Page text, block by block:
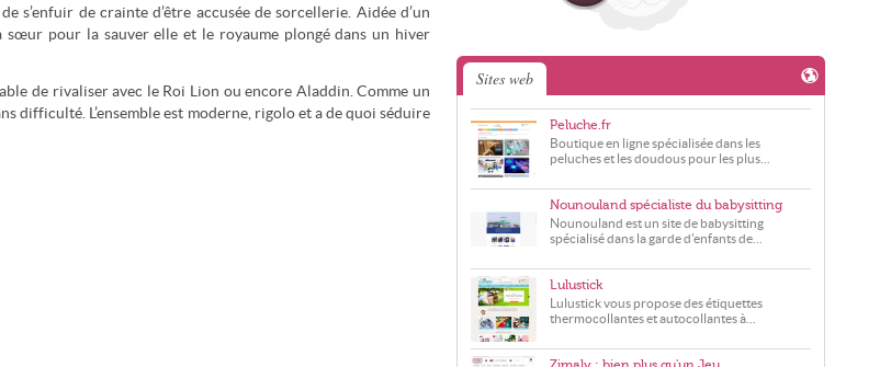
s’enfuir de crainte d’être accusée de sorcellerie. Aidée d’un
pour la sauver elle et le royaume plongé dans un hiver
de rivaliser avec le Roi Lion ou encore Aladdin. Comme un
difficulté. L’ensemble est moderne, rigolo et a de quoi séduire
Sites web
Peluche.fr
Boutique en ligne spécialisée dans les
peluches et les doudous pour les plus...
Nounouland spécialiste du babysitting
Nounouland est un site de babysitting
spécialisé dans la garde d'enfants de...
Lulustick
Lulustick vous propose des étiquettes
thermocollantes et autocollantes à...